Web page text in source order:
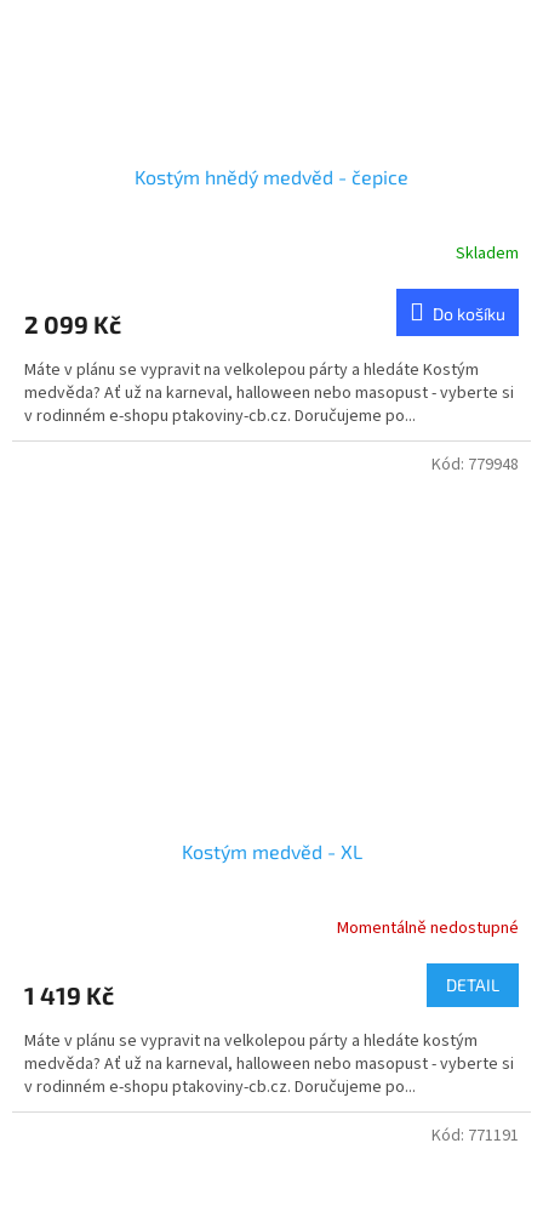
Kostým hnědý medvěd - čepice
je
z
5
hvězdiček.
Skladem
2 099 Kč Do košíku
Máte v plánu se vypravit na velkolepou párty a hledáte Kostým
medvěda? Ať už na karneval, halloween nebo masopust - vyberte si
v rodinném e-shopu ptakoviny-cb.cz. Doručujeme po...
Kostým medvěd - XL
Momentálně nedostupné
1 419 Kč DETAIL
Máte v plánu se vypravit na velkolepou párty a hledáte kostým
medvěda? Ať už na karneval, halloween nebo masopust - vyberte si
v rodinném e-shopu ptakoviny-cb.cz. Doručujeme po...
Kód: 779948
Kód: 771191